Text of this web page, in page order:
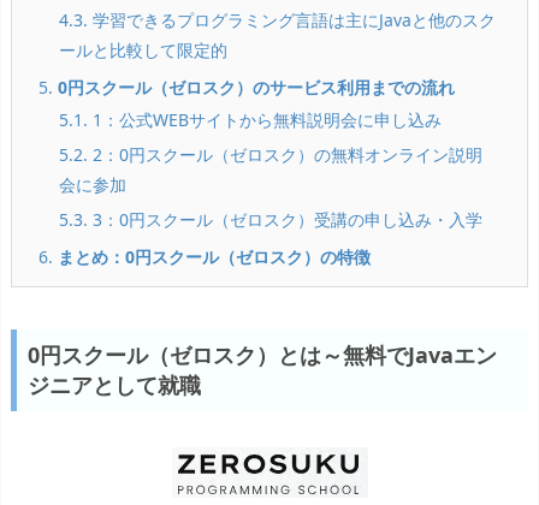
4.3. 学習できるプログラミング言語は主にJavaと他のスク
ールと比較して限定的
5. 0円スクール（ゼロスク）のサービス利用までの流れ
5.1. 1：公式WEBサイトから無料説明会に申し込み
5.2. 2：0円スクール（ゼロスク）の無料オンライン説明
会に参加
5.3. 3：0円スクール（ゼロスク）受講の申し込み・入学
6. まとめ：0円スクール（ゼロスク）の特徴
0円スクール（ゼロスク）とは～無料でJavaエン
ジニアとして就職